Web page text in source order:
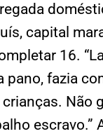
capital
16.
pano, fazia
Não
escravo.”